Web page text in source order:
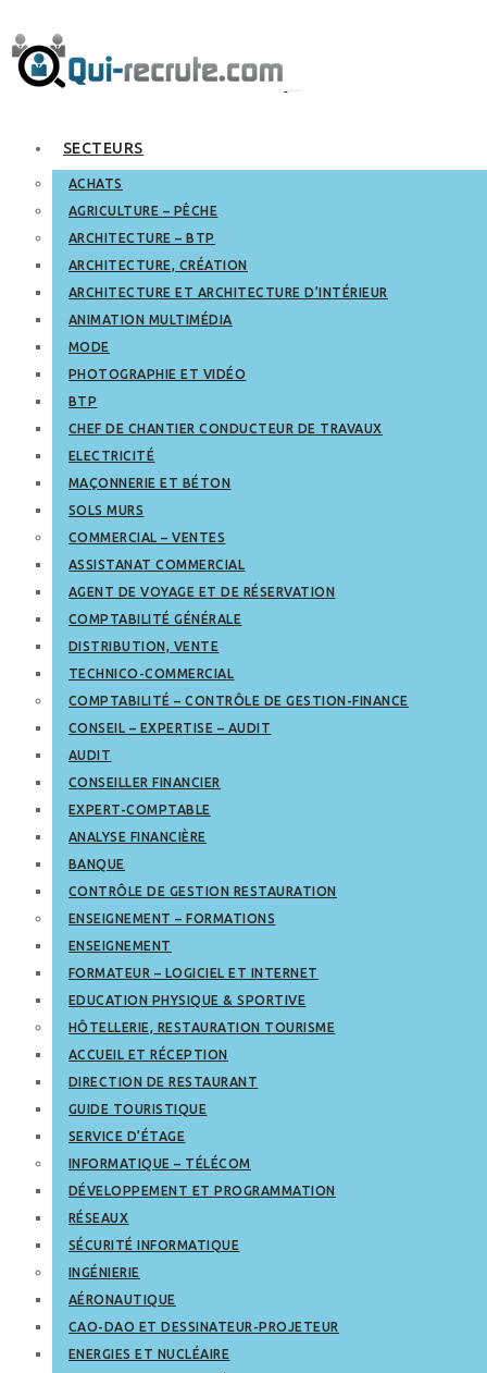
SECTEURS
ACHATS
AGRICULTURE – PÊCHE
ARCHITECTURE – BTP
ARCHITECTURE, CRÉATION
ARCHITECTURE ET ARCHITECTURE D’INTÉRIEUR
ANIMATION MULTIMÉDIA
MODE
PHOTOGRAPHIE ET VIDÉO
BTP
CHEF DE CHANTIER CONDUCTEUR DE TRAVAUX
ELECTRICITÉ
MAÇONNERIE ET BÉTON
SOLS MURS
COMMERCIAL – VENTES
ASSISTANAT COMMERCIAL
AGENT DE VOYAGE ET DE RÉSERVATION
COMPTABILITÉ GÉNÉRALE
DISTRIBUTION, VENTE
TECHNICO-COMMERCIAL
COMPTABILITÉ – CONTRÔLE DE GESTION-FINANCE
CONSEIL – EXPERTISE – AUDIT
AUDIT
CONSEILLER FINANCIER
EXPERT-COMPTABLE
ANALYSE FINANCIÈRE
BANQUE
CONTRÔLE DE GESTION RESTAURATION
ENSEIGNEMENT – FORMATIONS
ENSEIGNEMENT
FORMATEUR – LOGICIEL ET INTERNET
EDUCATION PHYSIQUE & SPORTIVE
HÔTELLERIE, RESTAURATION TOURISME
ACCUEIL ET RÉCEPTION
DIRECTION DE RESTAURANT
GUIDE TOURISTIQUE
SERVICE D’ÉTAGE
INFORMATIQUE – TÉLÉCOM
DÉVELOPPEMENT ET PROGRAMMATION
RÉSEAUX
SÉCURITÉ INFORMATIQUE
INGÉNIERIE
AÉRONAUTIQUE
CAO-DAO ET DESSINATEUR-PROJETEUR
ENERGIES ET NUCLÉAIRE